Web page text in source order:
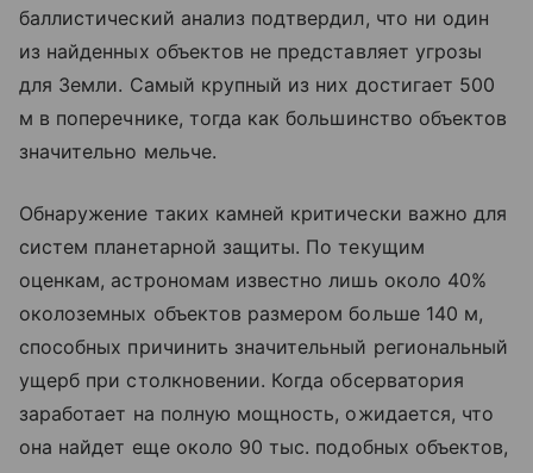
баллистический анализ подтвердил, что ни один
из найденных объектов не представляет угрозы
для Земли. Самый крупный из них достигает 500
м в поперечнике, тогда как большинство объектов
значительно мельче.
Обнаружение таких камней критически важно для
систем планетарной защиты. По текущим
оценкам, астрономам известно лишь около 40%
околоземных объектов размером больше 140 м,
способных причинить значительный региональный
ущерб при столкновении. Когда обсерватория
заработает на полную мощность, ожидается, что
она найдет еще около 90 тыс. подобных объектов,